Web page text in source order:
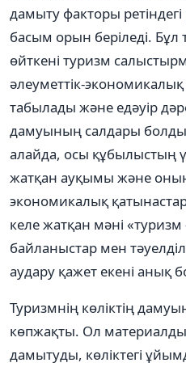
дамыту факторы
басым орын беріледі.
өйткені туризм
әлеуметтік-
табылады және едәуір
дамуының салдары болды.
алайда, осы құбылыстың
жатқан ауқымы және
экономикалық қатынастар
келе жатқан мәні «туризм
байланыстар мен
аудару қажет екені анық
Туризмнің көліктің
көпжақты. Ол
дамытуды, көліктегі